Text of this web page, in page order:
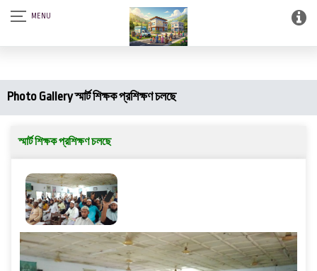
আস-সালামু আলাইকুম। SQSF-কাউন্সেলিং সেন্টার এন্ড স্মার্ট লাইব্রেরী (আত্নশুদ্ধির
সফটওয়্যার)।
Photo Gallery স্মার্ট শিক্ষক প্রশিক্ষণ চলছে
স্মার্ট শিক্ষক প্রশিক্ষণ চলছে